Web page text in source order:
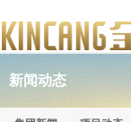
新闻动态